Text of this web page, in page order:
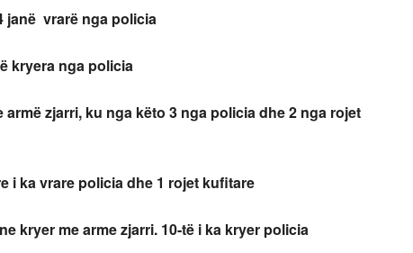
janë vrarë nga policia
kryera nga policia
armë zjarri, ku nga këto 3 nga policia dhe 2 nga rojet
i ka vrare policia dhe 1 rojet kufitare
kryer me arme zjarri. 10-të i ka kryer policia